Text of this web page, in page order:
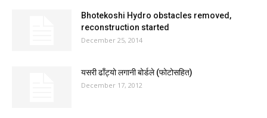
Bhotekoshi Hydro obstacles removed,
reconstruction started
December 25, 2014
यसरी ढाँट्यो लगानी बोर्डले (फोटोसहित)
December 17, 2012